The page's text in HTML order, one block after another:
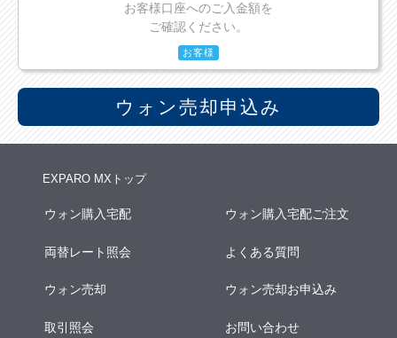
お客様口座へのご入金額を
ご確認ください。
お客様
ウォン売却申込み
EXPARO MXトップ
ウォン購入宅配 ウォン購入宅配ご注文
両替レート照会 よくある質問
ウォン売却 ウォン売却お申込み
取引照会 お問い合わせ